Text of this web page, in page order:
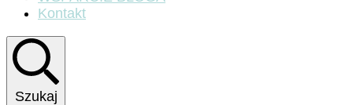
Kontakt
Szukaj